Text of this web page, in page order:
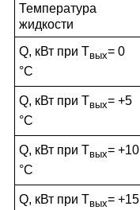
Температура
жидкости
Q, кВт при Твых= 0
°С
Q, кВт при Твых= +5
°С
Q, кВт при Твых= +10
°С
Q, кВт при Твых= +15